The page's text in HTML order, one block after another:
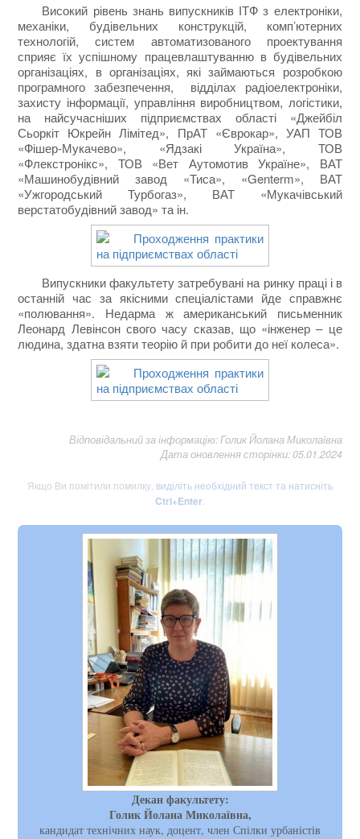
Високий рівень знань випускників ІТФ з електроніки,
механіки, будівельних конструкцій, комп’ютерних
технологій, систем автоматизованого проектування
сприяє їх успішному працевлаштуванню в будівельних
організаціях, в організаціях, які займаються розробкою
програмного забезпечення, відділах радіоелектроніки,
захисту інформації, управління виробництвом, логістики,
на найсучасніших підприємствах області «Джейбіл
Сьоркіт Юкрейн Лімітед», ПрАТ «Єврокар», УАП ТОВ
«Фішер-Мукачево», «Ядзакі Україна», ТОВ
«Флекстронікс», ТОВ «Вет Аутомотив Україне», ВАТ
«Машинобудівний завод «Тиса», «Genterm», ВАТ
«Ужгородський Турбогаз», ВАТ «Мукачівський
верстатобудівний завод» та ін.
Випускники факультету затребувані на ринку праці і в
останній час за якісними спеціалістами йде справжнє
«полювання». Недарма ж американський письменник
Леонард Левінсон свого часу сказав, що «інженер – це
людина, здатна взяти теорію й при робити до неї колеса».
Відповідальний за інформацію: Голик Йолана Миколаївна
Дата оновлення сторінки: 05.01.2024
Якщо Ви помітили помилку, виділіть необхідний текст та натисніть
Ctrl+Enter
Декан факультету:
Голик Йолана Миколаївна,
кандидат технічних наук, доцент, член Спілки урбаністів